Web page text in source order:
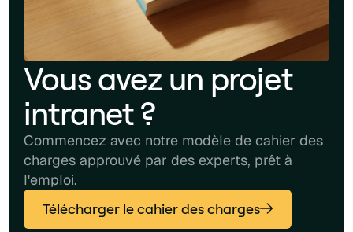
Vous avez un projet
intranet ?
Commencez avec notre modèle de cahier des
charges approuvé par des experts, prêt à
l'emploi.
Télécharger le cahier des charges